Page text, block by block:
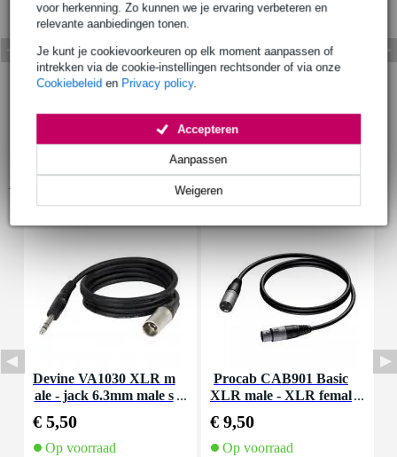
voor herkenning. Zo kunnen we je ervaring verbeteren en
relevante aanbiedingen tonen.
Je kunt je cookievoorkeuren op elk moment aanpassen of
intrekken via de cookie-instellingen rechtsonder of via onze
Cookiebeleid en Privacy policy.
Weigeren
Aanpassen
Accepteren
Devine VA1030 XLR m
ale - jack 6.3mm male s
€ 5,50
Op voorraad
Procab CAB901 Basic
XLR male - XLR femal
€ 9,50
Op voorraad